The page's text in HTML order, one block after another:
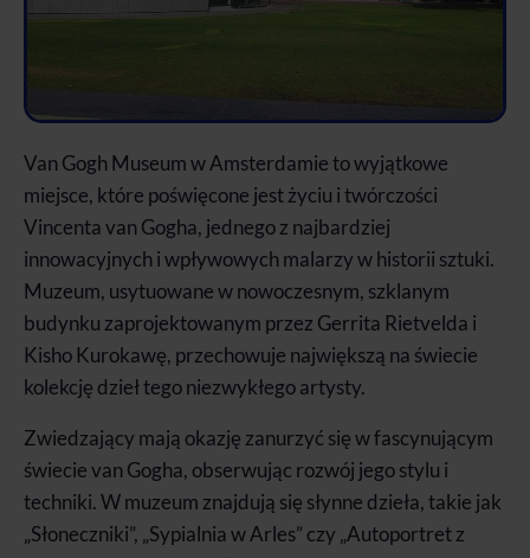
Van Gogh Museum w Amsterdamie to wyjątkowe
miejsce, które poświęcone jest życiu i twórczości
Vincenta van Gogha, jednego z najbardziej
innowacyjnych i wpływowych malarzy w historii sztuki.
Muzeum, usytuowane w nowoczesnym, szklanym
budynku zaprojektowanym przez Gerrita Rietvelda i
Kisho Kurokawę, przechowuje największą na świecie
kolekcję dzieł tego niezwykłego artysty.
Zwiedzający mają okazję zanurzyć się w fascynującym
świecie van Gogha, obserwując rozwój jego stylu i
techniki. W muzeum znajdują się słynne dzieła, takie jak
„Słoneczniki”, „Sypialnia w Arles” czy „Autoportret z